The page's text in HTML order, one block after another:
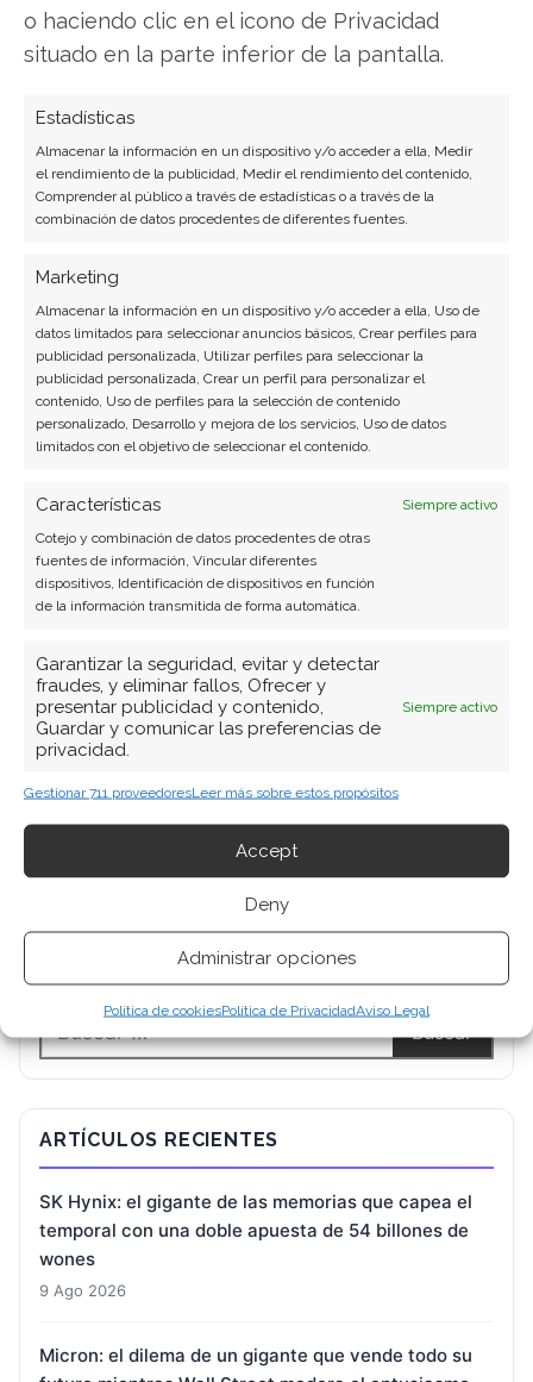
o haciendo clic en el icono de Privacidad
situado en la parte inferior de la pantalla.
Estadísticas
Almacenar la información en un dispositivo y/o acceder a ella, Medir
el rendimiento de la publicidad, Medir el rendimiento del contenido,
Comprender al público a través de estadísticas o a través de la
combinación de datos procedentes de diferentes fuentes.
Marketing
Almacenar la información en un dispositivo y/o acceder a ella, Uso de
datos limitados para seleccionar anuncios básicos, Crear perfiles para
publicidad personalizada, Utilizar perfiles para seleccionar la
publicidad personalizada, Crear un perfil para personalizar el
contenido, Uso de perfiles para la selección de contenido
personalizado, Desarrollo y mejora de los servicios, Uso de datos
limitados con el objetivo de seleccionar el contenido.
Características
Siempre activo
Cotejo y combinación de datos procedentes de otras
fuentes de información, Vincular diferentes
dispositivos, Identificación de dispositivos en función
de la información transmitida de forma automática.
Garantizar la seguridad, evitar y detectar
fraudes, y eliminar fallos, Ofrecer y
presentar publicidad y contenido,
Guardar y comunicar las preferencias de
privacidad.
Siempre activo
Gestionar 711 proveedoresLeer más sobre estos propósitos
Accept
Deny
Administrar opciones
Política de cookiesPolítica de PrivacidadAviso Legal
SOBRE EL AUTOR
Javier Martínez González
Ingeniero de software convertido en escritor
hardware, software empresarial y computación en
la nube.
Ver todos los artículos →
ARTÍCULOS RECIENTES
SK Hynix: el gigante de las memorias que capea el
temporal con una doble apuesta de 54 billones de
wones
9 Ago 2026
Micron: el dilema de un gigante que vende todo su